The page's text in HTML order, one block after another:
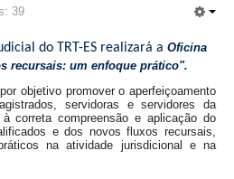
Anônima
39
do TRT-ES realizará a Oficina
recursais: um enfoque prático".
objetivo promover o aperfeiçoamento
servidoras e servidores da
correta compreensão e aplicação do
e dos novos fluxos recursais,
na atividade jurisdicional e na